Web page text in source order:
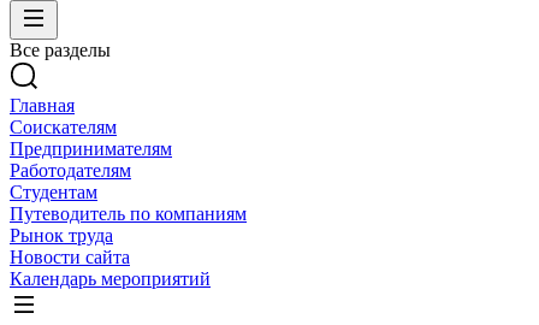
Все разделы
Главная
Соискателям
Предпринимателям
Работодателям
Студентам
Путеводитель по компаниям
Рынок труда
Новости сайта
Календарь мероприятий